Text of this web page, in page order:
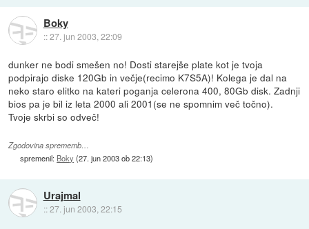
Boky
::27. jun 2003, 22:09
dunker ne bodi smešen no! Dosti starejše plate kot je tvoja
podpirajo diske 120Gb in večje(recimo K7S5A)! Kolega je dal na
neko staro elitko na kateri poganja celerona 400, 80Gb disk. Zadnji
bios pa je bil iz leta 2000 ali 2001(se ne spomnim več točno).
Tvoje skrbi so odveč!
Zgodovina sprememb…
spremenil: Boky (27. jun 2003 ob 22:13)
Urajmal
::27. jun 2003, 22:15